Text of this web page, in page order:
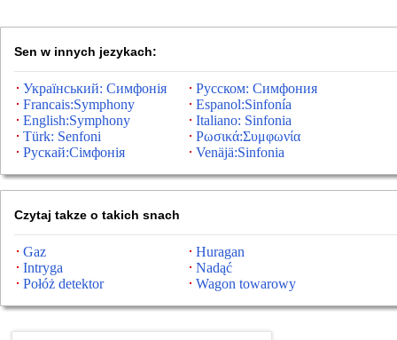
Sen w innych jezykach:
Український: Симфонія
Русском: Симфония
Francais:Symphony
Espanol:Sinfonía
English:Symphony
Italiano: Sinfonia
Türk: Senfoni
Ρωσικά:Συμφωνία
Рускай:Сімфонія
Venäjä:Sinfonia
Czytaj takze o takich snach
Gaz
Huragan
Intryga
Nadąć
Połóż detektor
Wagon towarowy